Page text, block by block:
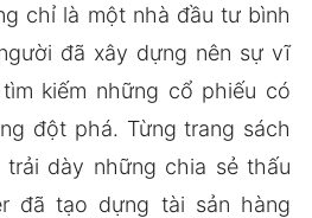
chỉ là một nhà đầu tư bình
đã xây dựng nên sự vĩ
kiếm những cổ phiếu có
đột phá. Từng trang sách
dày những chia sẻ thấu
đã tạo dựng tài sản hàng